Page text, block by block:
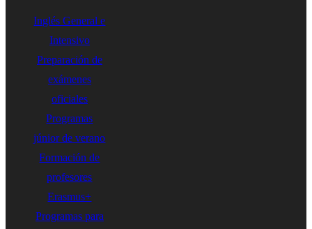
Inglés General e
Intensivo
Preparación de
exámenes
oficiales
Programas
júnior de verano
Formación de
profesores
Erasmus+
Programas para